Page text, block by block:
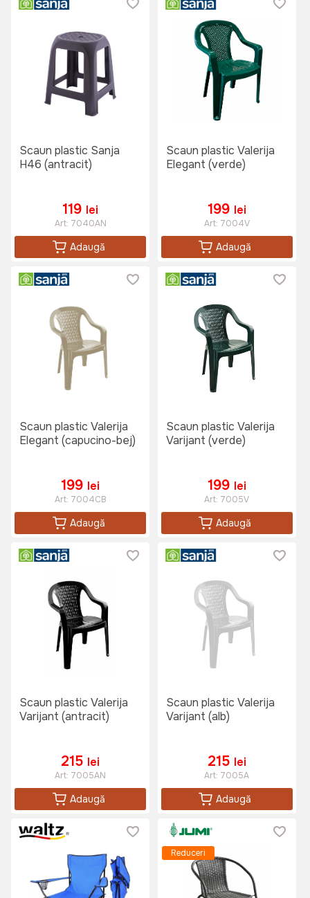
Scaun plastic Sanja
H46 (antracit)
119 lei
Art: 7040AN
Adaugă
Scaun plastic Valerija
Elegant (verde)
199 lei
Art: 7004V
Adaugă
Scaun plastic Valerija
Elegant (capucino-bej)
199 lei
Art: 7004CB
Adaugă
Scaun plastic Valerija
Varijant (verde)
199 lei
Art: 7005V
Adaugă
Scaun plastic Valerija
Varijant (antracit)
215 lei
Art: 7005AN
Adaugă
Scaun plastic Valerija
Varijant (alb)
215 lei
Art: 7005A
Adaugă
Reduceri